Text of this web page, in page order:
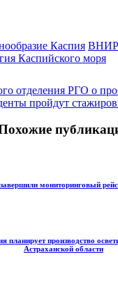
Каспия
Каспийского моря
отделения РГО о
пройдут
мониторинговый рейс
планирует производство
Астраханской области